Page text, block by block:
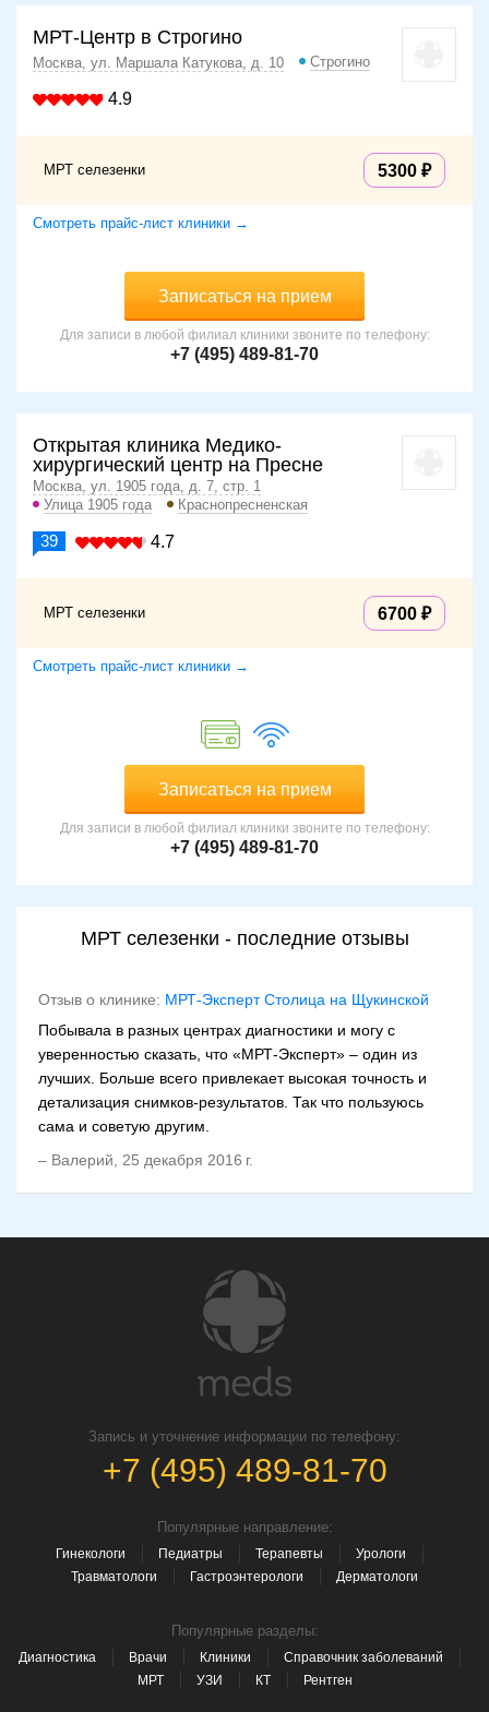
МРТ-Центр в Строгино
Москва, ул. Маршала Катукова, д. 10 Строгино
4.9
МРТ селезенки 5300
Смотреть прайс-лист клиники →
Записаться на прием
Для записи в любой филиал клиники звоните по телефону:
+7 (495) 489-81-70
Открытая клиника Медико-
хирургический центр на Пресне
Москва, ул. 1905 года, д. 7, стр. 1
Улица 1905 года
Краснопресненская
39 4.7
МРТ селезенки 6700
Смотреть прайс-лист клиники →
Записаться на прием
Для записи в любой филиал клиники звоните по телефону:
+7 (495) 489-81-70
МРТ селезенки - последние отзывы
Отзыв о клинике: МРТ-Эксперт Столица на Щукинской
Побывала в разных центрах диагностики и могу с
уверенностью сказать, что «МРТ-Эксперт» – один из
лучших. Больше всего привлекает высокая точность и
детализация снимков-результатов. Так что пользуюсь
сама и советую другим.
– Валерий 25 декабря 2016 г.
Запись и уточнение информации по телефону:
+7 (495) 489-81-70
Популярные направление:
Гинекологи Педиатры Терапевты
Урологи
Травматологи
Гастроэнтерологи Дерматологи
Популярные разделы:
Диагностика Врачи Клиники
Справочник заболеваний
МРТ
УЗИ КТ Рентген